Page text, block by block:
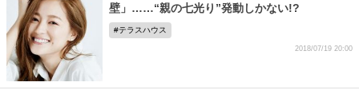
壁」……“親の七光り”発動しかない!?
テラスハウス
2018/07/19 20:00